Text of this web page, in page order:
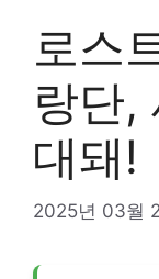
로스
랑단,
대돼!
2025년 03월